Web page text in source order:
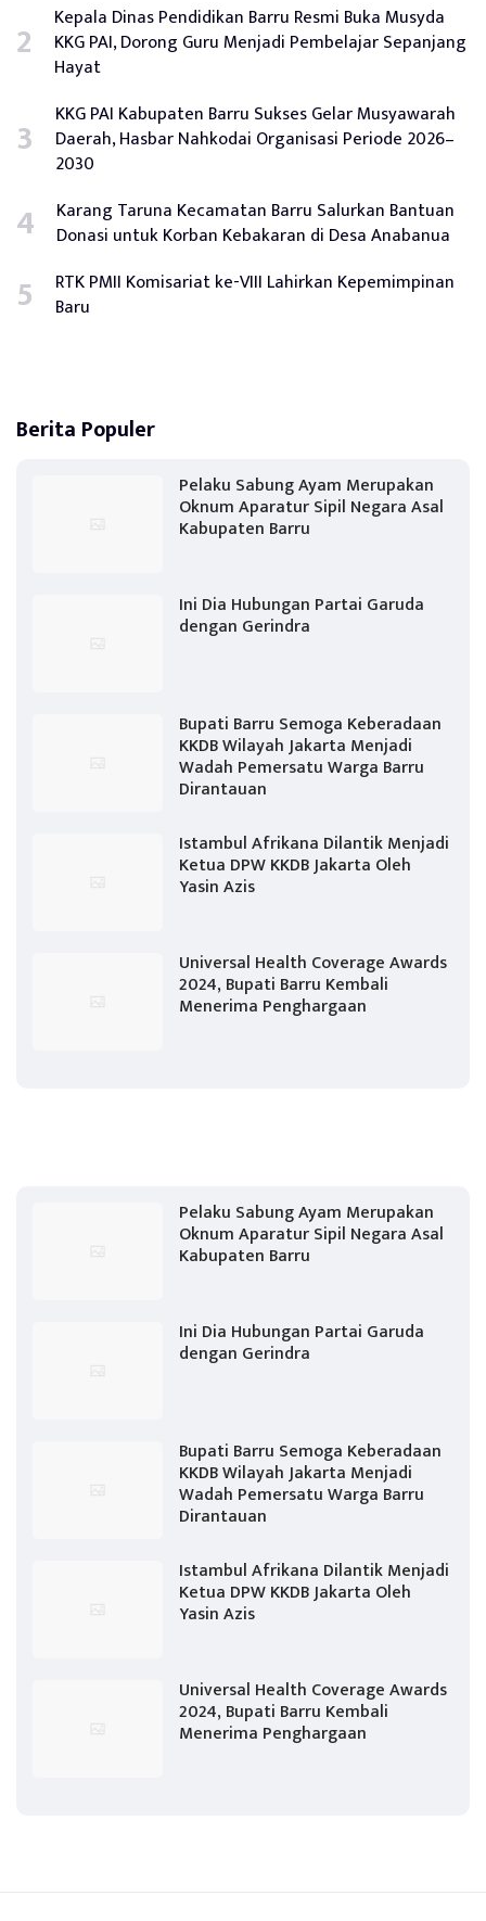
Kepala Dinas Pendidikan Barru Resmi Buka Musyda
KKG PAI, Dorong Guru Menjadi Pembelajar Sepanjang
Hayat
KKG PAI Kabupaten Barru Sukses Gelar Musyawarah
Daerah, Hasbar Nahkodai Organisasi Periode 2026–
2030
Karang Taruna Kecamatan Barru Salurkan Bantuan
Donasi untuk Korban Kebakaran di Desa Anabanua
RTK PMII Komisariat ke-VIII Lahirkan Kepemimpinan
Baru
Berita Populer
Pelaku Sabung Ayam Merupakan
Oknum Aparatur Sipil Negara Asal
Kabupaten Barru
Ini Dia Hubungan Partai Garuda
dengan Gerindra
Bupati Barru Semoga Keberadaan
KKDB Wilayah Jakarta Menjadi
Wadah Pemersatu Warga Barru
Dirantauan
Istambul Afrikana Dilantik Menjadi
Ketua DPW KKDB Jakarta Oleh
Yasin Azis
Universal Health Coverage Awards
2024, Bupati Barru Kembali
Menerima Penghargaan
Pelaku Sabung Ayam Merupakan
Oknum Aparatur Sipil Negara Asal
Kabupaten Barru
Ini Dia Hubungan Partai Garuda
dengan Gerindra
Bupati Barru Semoga Keberadaan
KKDB Wilayah Jakarta Menjadi
Wadah Pemersatu Warga Barru
Dirantauan
Istambul Afrikana Dilantik Menjadi
Ketua DPW KKDB Jakarta Oleh
Yasin Azis
Universal Health Coverage Awards
2024, Bupati Barru Kembali
Menerima Penghargaan